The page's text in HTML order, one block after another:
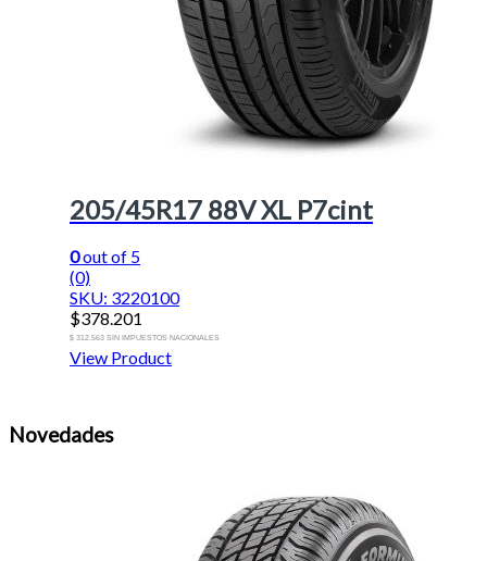
205/45R17 88V XL P7cint
0out of 5
(0)
SKU: 3220100
$378.201
$ 312.563 SIN IMPUESTOS NACIONALES
View Product
Novedades